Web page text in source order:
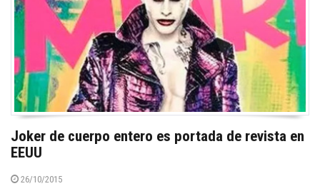
Joker de cuerpo entero es portada de revista en
EEUU
26/10/2015